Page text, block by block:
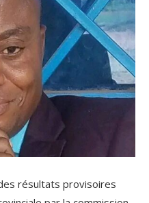
résultats provisoires